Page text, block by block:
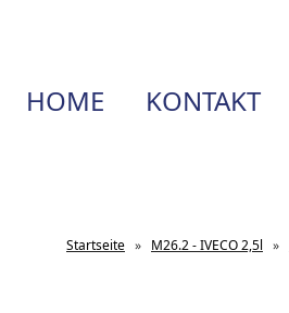
HOME KONTAKT
Startseite » M26.2 - IVECO 2,5l »